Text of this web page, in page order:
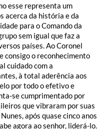
esse representa um
acerca da história e da
para o Comando da
sem igual que faz a
países. Ao Coronel
consigo o reconhecimento
cuidado com a
à total aderência aos
por todo o efetivo e
se cumprimentado por
que vibraram por suas
após quase cinco anos
agora ao senhor, liderá-lo.